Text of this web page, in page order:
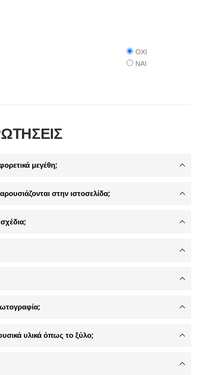
ΟΧΙ
ΝΑΙ
μεγέθη;
στην ιστοσελίδα;
υλικά όπως το ξύλο;